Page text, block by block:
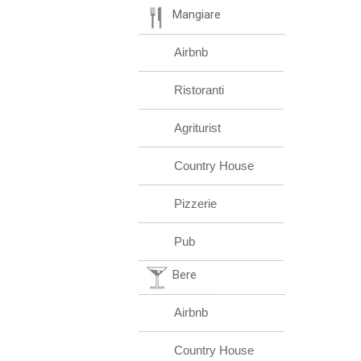
Mangiare
Airbnb
Ristoranti
Agriturist
Country House
Pizzerie
Pub
Bere
Airbnb
Country House